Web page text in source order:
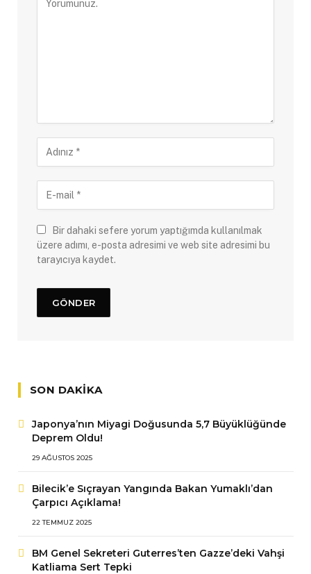
Bir dahaki sefere yorum yaptığımda kullanılmak
üzere adımı, e-posta adresimi ve web site adresimi bu
tarayıcıya kaydet.
SON DAKIKA
Japonya’nın Miyagi Doğusunda 5,7 Büyüklüğünde
Deprem Oldu!
29 AĞUSTOS 2025
Bilecik’e Sıçrayan Yangında Bakan Yumaklı’dan
Çarpıcı Açıklama!
22 TEMMUZ 2025
BM Genel Sekreteri Guterres’ten Gazze’deki Vahşi
Katliama Sert Tepki